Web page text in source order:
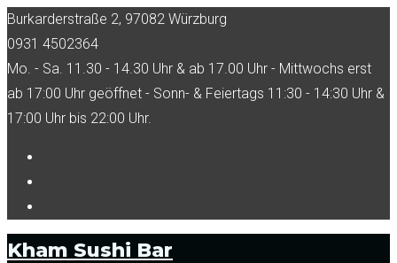
Skip
to
content
Burkarderstraße 2, 97082 Würzburg
0931 4502364
Mo. - Sa. 11.30 - 14.30 Uhr & ab 17.00 Uhr - Mittwochs erst
ab 17:00 Uhr geöffnet - Sonn- & Feiertags 11:30 - 14:30 Uhr &
17:00 Uhr bis 22:00 Uhr.
Kham Sushi Bar